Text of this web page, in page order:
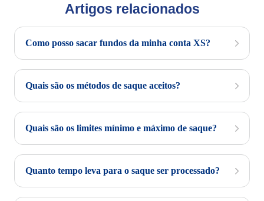
Artigos relacionados
Como posso sacar fundos da minha conta XS?
Quais são os métodos de saque aceitos?
Quais são os limites mínimo e máximo de saque?
Quanto tempo leva para o saque ser processado?